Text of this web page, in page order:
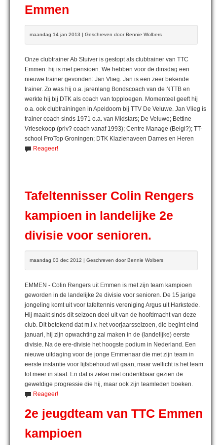
Emmen
maandag 14 jan 2013 | Geschreven door Bennie Wolbers
Onze clubtrainer Ab Stuiver is gestopt als clubtrainer van TTC
Emmen: hij is met pensioen. We hebben voor de dinsdag een
nieuwe trainer gevonden: Jan Vlieg. Jan is een zeer bekende
trainer. Zo was hij o.a. jarenlang Bondscoach van de NTTB en
werkte hij bij DTK als coach van topploegen. Momenteel geeft hij
o.a. ook clubtrainingen in Apeldoorn bij TTV De Veluwe. Jan Vlieg is
trainer coach sinds 1971 o.a. van Midstars; De Veluwe; Bettine
Vriesekoop (priv? coach vanaf 1993); Centre Manage (Belgi?); TT-
school ProTop Groningen; DTK Klazienaveen Dames en Heren
Reageer!
Tafeltennisser Colin Rengers
kampioen in landelijke 2e
divisie voor senioren.
maandag 03 dec 2012 | Geschreven door Bennie Wolbers
EMMEN - Colin Rengers uit Emmen is met zijn team kampioen
geworden in de landelijke 2e divisie voor senioren. De 15 jarige
jongeling komt uit voor tafeltennis vereniging Argus uit Harkstede.
Hij maakt sinds dit seizoen deel uit van de hoofdmacht van deze
club. Dit betekend dat m.i.v. het voorjaarsseizoen, die begint eind
januari, hij zijn opwachting zal maken in de (landelijke) eerste
divisie. Na de ere-divisie het hoogste podium in Nederland. Een
nieuwe uitdaging voor de jonge Emmenaar die met zijn team in
eerste instantie voor lijfsbehoud wil gaan, maar wellicht is het team
tot meer in staat. En dat is zeker niet ondenkbaar gezien de
geweldige progressie die hij, maar ook zijn teamleden boeken.
Reageer!
2e jeugdteam van TTC Emmen
kampioen